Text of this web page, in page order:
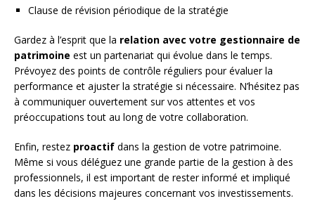
Clause de révision périodique de la stratégie
Gardez à l’esprit que la relation avec votre gestionnaire de
patrimoine est un partenariat qui évolue dans le temps.
Prévoyez des points de contrôle réguliers pour évaluer la
performance et ajuster la stratégie si nécessaire. N’hésitez pas
à communiquer ouvertement sur vos attentes et vos
préoccupations tout au long de votre collaboration.
Enfin, restez proactif dans la gestion de votre patrimoine.
Même si vous déléguez une grande partie de la gestion à des
professionnels, il est important de rester informé et impliqué
dans les décisions majeures concernant vos investissements.